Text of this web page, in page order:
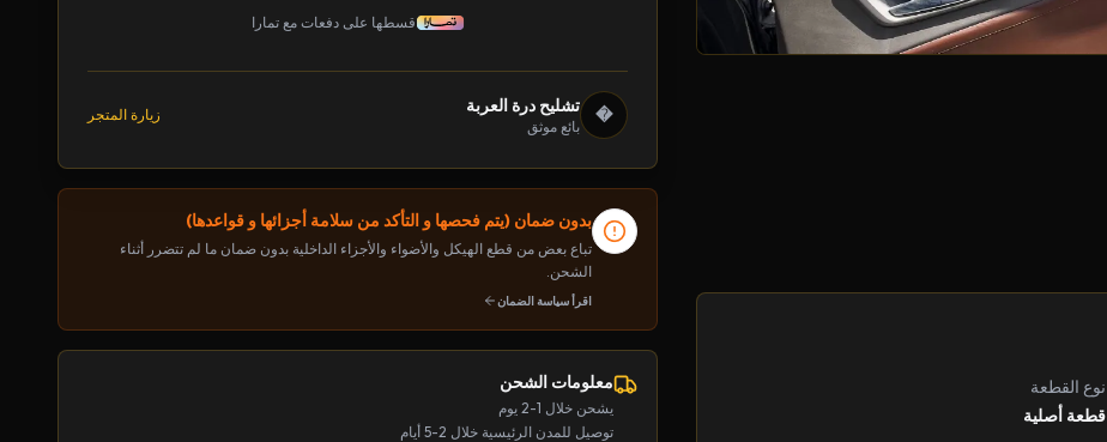
نوع القطعة
قطعة أصلية
قسطها على دفعات مع تمارا
� تشليح درة العربة
بائع موثق
زيارة المتجر
بدون ضمان (يتم فحصها و التأكد من سلامة أجزائها و قواعدها)
تباع بعض من قطع الهيكل والأضواء والأجزاء الداخلية بدون ضمان ما لم تتضرر أثناء
الشحن.
اقرأ سياسة الضمان
معلومات الشحن
يشحن خلال 1-2 يوم
توصيل للمدن الرئيسية خلال 2-5 أيام